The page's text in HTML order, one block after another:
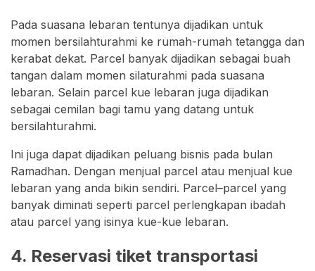
Pada suasana lebaran tentunya dijadikan untuk
momen bersilahturahmi ke rumah-rumah tetangga dan
kerabat dekat. Parcel banyak dijadikan sebagai buah
tangan dalam momen silaturahmi pada suasana
lebaran. Selain parcel kue lebaran juga dijadikan
sebagai cemilan bagi tamu yang datang untuk
bersilahturahmi.
Ini juga dapat dijadikan peluang bisnis pada bulan
Ramadhan. Dengan menjual parcel atau menjual kue
lebaran yang anda bikin sendiri. Parcel–parcel yang
banyak diminati seperti parcel perlengkapan ibadah
atau parcel yang isinya kue-kue lebaran.
4. Reservasi tiket transportasi